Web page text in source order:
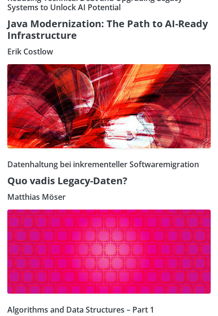
Systems to Unlock AI Potential
Java Modernization: The Path to AI-Ready
Infrastructure
Erik Costlow
Datenhaltung bei inkrementeller Softwaremigration
Quo vadis Legacy-Daten?
Matthias Möser
Algorithms and Data Structures – Part 1